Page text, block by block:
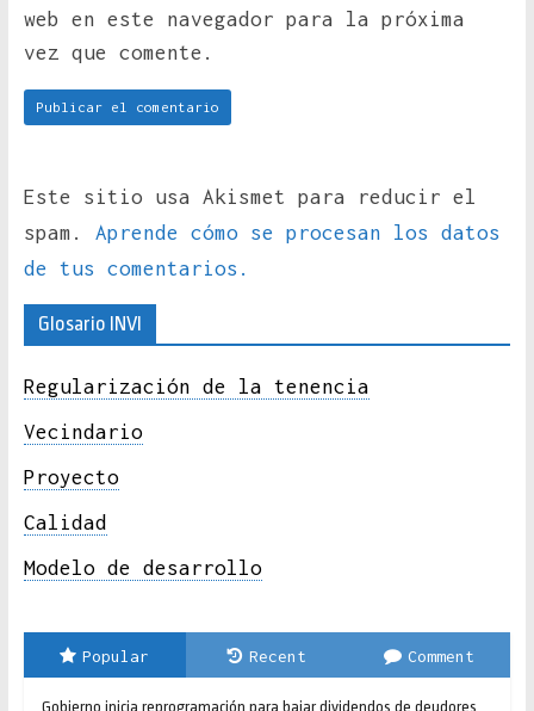
web en este navegador para la próxima
vez que comente.
Este sitio usa Akismet para reducir el
spam. Aprende cómo se procesan los datos
de tus comentarios.
Glosario INVI
Regularización de la tenencia
Vecindario
Proyecto
Calidad
Modelo de desarrollo
Popular Recent Comment
Gobierno inicia reprogramación para bajar dividendos de deudores